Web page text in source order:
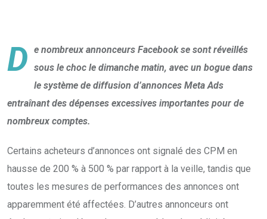
D e nombreux annonceurs Facebook se sont réveillés
sous le choc le dimanche matin, avec un bogue dans
le système de diffusion d’annonces Meta Ads
entraînant des dépenses excessives importantes pour de
nombreux comptes.
Certains acheteurs d’annonces ont signalé des CPM en
hausse de 200 % à 500 % par rapport à la veille, tandis que
toutes les mesures de performances des annonces ont
apparemment été affectées. D’autres annonceurs ont